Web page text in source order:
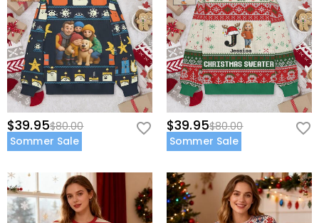
$39.95$80.00
Sommer Sale
$39.95$80.00
Sommer Sale